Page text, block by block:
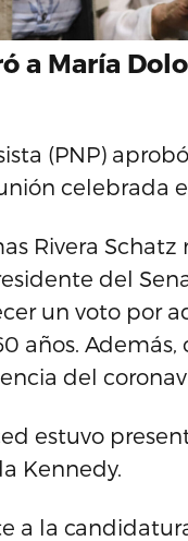
a María
(PNP)
celebrada
Rivera
del
un voto por
años.
del
estuvo
Kennedy.
a la